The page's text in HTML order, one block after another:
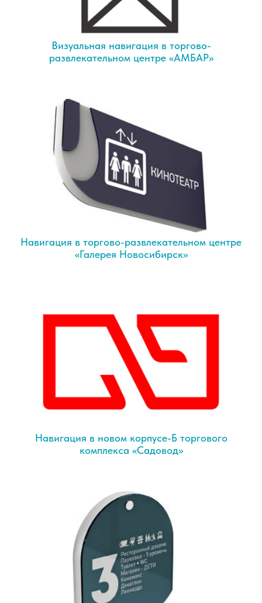
Визуальная навигация в торгово-
развлекательном центре «АМБАР»
Навигация в торгово-развлекательном центре
«Галерея Новосибирск»
Навигация в новом корпусе-Б торгового
комплекса «Садовод»